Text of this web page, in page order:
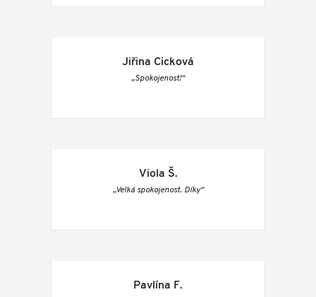
Jiřina Cicková
„Spokojenost!“
Viola Š.
„Velká spokojenost. Díky“
Pavlína F.